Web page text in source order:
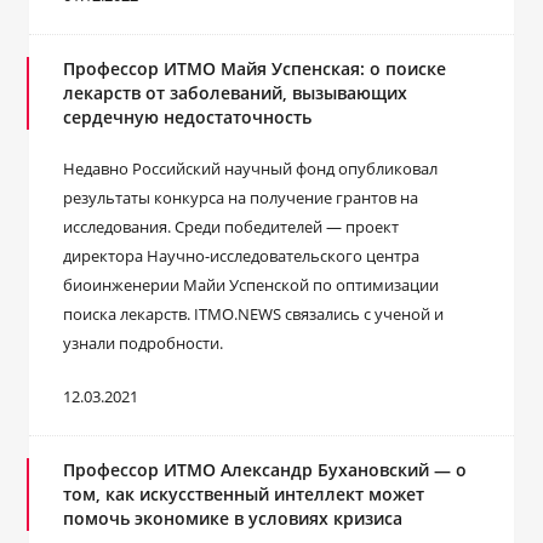
Профессор ИТМО Майя Успенская: о поиске
лекарств от заболеваний, вызывающих
сердечную недостаточность
Недавно Российский научный фонд опубликовал
результаты конкурса на получение грантов на
исследования. Среди победителей ― проект
директора Научно-исследовательского центра
биоинженерии Майи Успенской по оптимизации
поиска лекарств. ITMO.NEWS связались с ученой и
узнали подробности.
12.03.2021
Профессор ИТМО Александр Бухановский ― о
том, как искусственный интеллект может
помочь экономике в условиях кризиса